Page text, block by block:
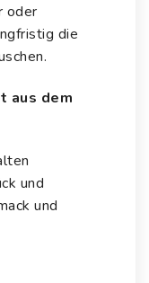
oder
die
aus dem
und
und